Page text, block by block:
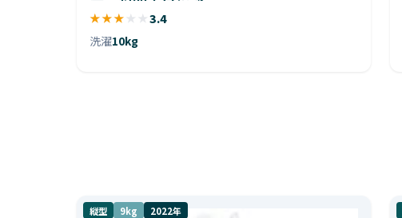
★★★ ★ ★ 3.4
洗濯10kg
縦型 9kg 2022年